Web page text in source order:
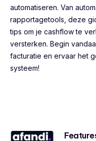
automatiseren. Van
rapportagetools, deze
tips om je cashflow te
versterken. Begin
facturatie en ervaar het
systeem!